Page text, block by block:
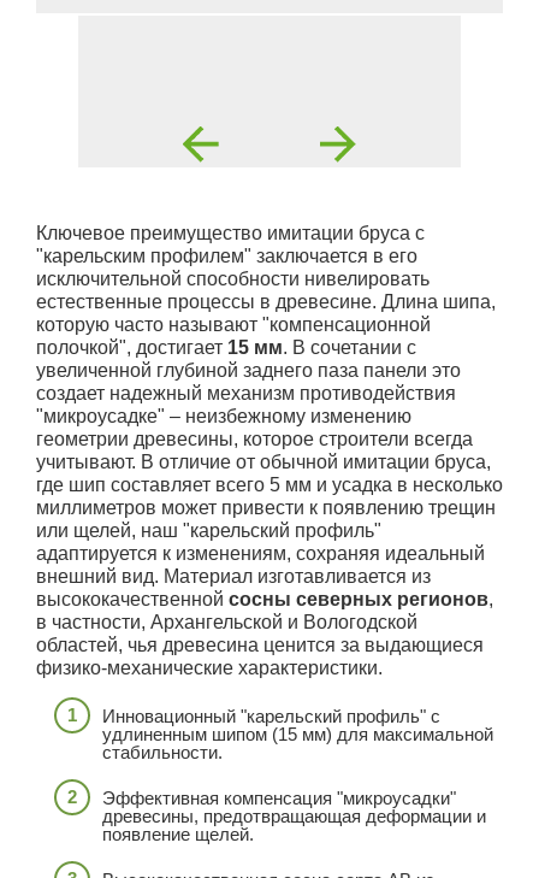
Ключевое преимущество имитации бруса с
"карельским профилем" заключается в его
исключительной способности нивелировать
естественные процессы в древесине. Длина шипа,
которую часто называют "компенсационной
полочкой", достигает 15 мм. В сочетании с
увеличенной глубиной заднего паза панели это
создает надежный механизм противодействия
"микроусадке" – неизбежному изменению
геометрии древесины, которое строители всегда
учитывают. В отличие от обычной имитации бруса,
где шип составляет всего 5 мм и усадка в несколько
миллиметров может привести к появлению трещин
или щелей, наш "карельский профиль"
адаптируется к изменениям, сохраняя идеальный
внешний вид. Материал изготавливается из
высококачественной сосны северных регионов,
в частности, Архангельской и Вологодской
областей, чья древесина ценится за выдающиеся
физико-механические характеристики.
Инновационный "карельский профиль" с
удлиненным шипом (15 мм) для максимальной
стабильности.
Эффективная компенсация "микроусадки"
древесины, предотвращающая деформации и
появление щелей.